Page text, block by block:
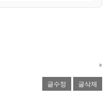
»
글수정 글삭제